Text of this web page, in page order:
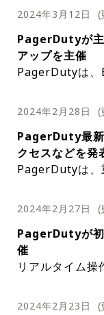
役会メンバー
erDutyがリ
に注力してい
yは2025会計
比7%～9%の
GAAPベース
12～0.13ドル
度通期の収
9%～11%、
益は0.65～
yの財務結果
目的とした
に注力してお
atform（
ウドネイテ
してきた。
サービスアー
プリケーシ
一元化ハブと
始までのプ
中、参加者は
に統合され
Dutyとさまざ
によるアラ
て取り上げる
ャーと
運用の複雑さ
erDutyのソ
デント対応を
かを紹介す
ングと講義
・スピーカ
アソリューシ
インサイトの
インシデン
スリスクの軽
で、インシ
y
インシデン
Dutyとシー
ューション
イセンスオプ
ウェビナー
クルの「動
ンに当てら
が現実のシ
デモンストレ
ることが期
ォームの機
ベントは15
る。参加者
組織がデジ
れる洞察は
ムを維持す
る。このイ
に提供する
出典：
2024年3月12日 (
PagerDutyが主
アップを主催
PagerDutyは、
ベントとなるこ
ミートアップ
は、プロセス自
ことを目的とし
にビジネスの洞
設計されている
MEA OSSコミ
・日時：日本
・スピーカー
ラストラクチャ
（HBPS
1時間のセッシ
れている。専門
彼らの話は、ビ
長の加速におけ
ことができる
の人にインスピ
James Pickles
ンソースオート
ことが期待され
提供すると約束
している。参
プンソース ツ
た、ネットワー
供する。参加者
有し、将来の
gerDutyコミュ
著名な講演者と
るこのウェビナ
り、オートメ
出典：
2024年2月28日 (
PagerDuty最
クセスなどを発
PagerDutyは、
タントである
開始を発表し
効率と有効性を
プデートとリリ
は、AI
おり、これらは
s Automationと
リースした。こ
Process
盤に引き続き
を介したAWS
トが改善されて
同社は、カス
nの相互運用性
に拡張した。こ
インシデント
フィールドにデ
PagerDutyは、
ticsメニューか
nal Maturityも
を最適化するた
さらに
能強化を導入し
サポート終了（
2024年2月27日 (
PagerDutyが初
催
リアルタイム
に利用するため
Duty!③】実践編
2024年2月23日 (